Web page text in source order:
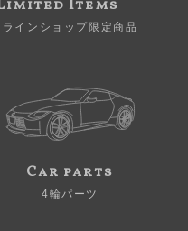
Items
ラインショップ限定商品
Car parts
4輪パーツ